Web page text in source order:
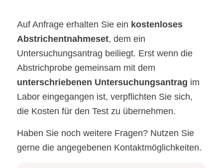
Auf Anfrage erhalten Sie ein kostenloses
Abstrichentnahmeset, dem ein
Untersuchungsantrag beiliegt. Erst wenn die
Abstrichprobe gemeinsam mit dem
unterschriebenen Untersuchungsantrag im
Labor eingegangen ist, verpflichten Sie sich,
die Kosten für den Test zu übernehmen.
Haben Sie noch weitere Fragen? Nutzen Sie
gerne die angegebenen Kontaktmöglichkeiten.